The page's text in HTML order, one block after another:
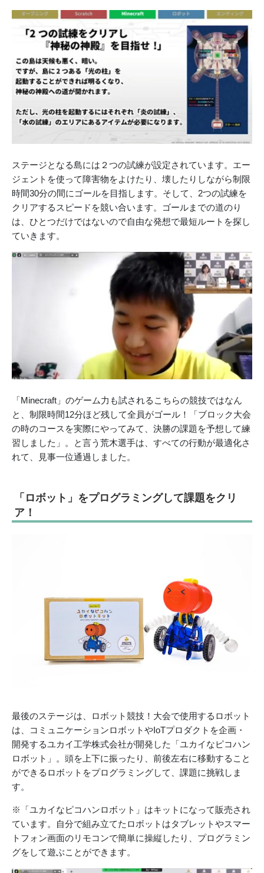
ステージとなる島には２つの試練が設定されています。エー
ジェントを使って障害物をよけたり、壊したりしながら制限
時間30分の間にゴールを目指します。そして、2つの試練を
クリアするスピードを競い合います。ゴールまでの道のり
は、ひとつだけではないので自由な発想で最短ルートを探し
ていきます。
「Minecraft」のゲーム力も試されるこちらの競技ではなん
と、制限時間12分ほど残して全員がゴール！「ブロック大会
の時のコースを実際にやってみて、決勝の課題を予想して練
習しました」。と言う荒木選手は、すべての行動が最適化さ
れて、見事一位通過しました。
「ロボット」をプログラミングして課題をクリ
ア！
最後のステージは、ロボット競技！大会で使用するロボット
は、コミュニケーションロボットやIoTプロダクトを企画・
開発するユカイ工学株式会社が開発した「ユカイなピコハン
ロボット」。頭を上下に振ったり、前後左右に移動すること
ができるロボットをプログラミングして、課題に挑戦しま
す。
※「ユカイなピコハンロボット」はキットになって販売され
ています。自分で組み立てたロボットはタブレットやスマー
トフォン画面のリモコンで簡単に操縦したり、プログラミン
グをして遊ぶことができます。